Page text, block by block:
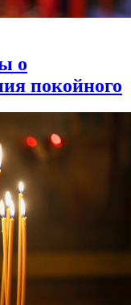
о
покойного